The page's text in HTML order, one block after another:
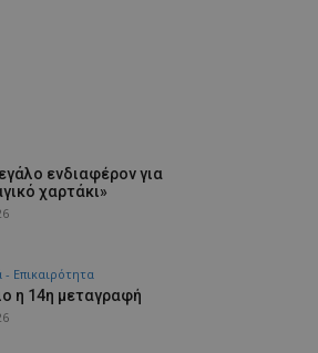
ενδιαφέρον για
χαρτάκι»
- Επικαιρότητα
η 14η μεταγραφή